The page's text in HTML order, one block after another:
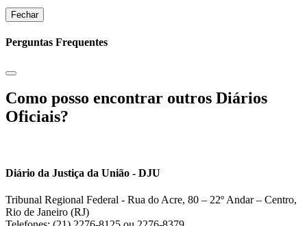
Fechar
Perguntas Frequentes
Como posso encontrar outros Diários
Oficiais?
Diário da Justiça da União - DJU
Tribunal Regional Federal - Rua do Acre, 80 – 22º Andar – Centro,
Rio de Janeiro (RJ)